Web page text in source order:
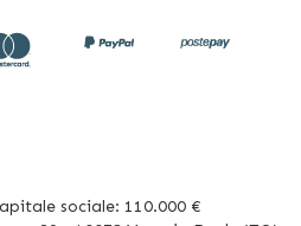
sociale: 110.000 €